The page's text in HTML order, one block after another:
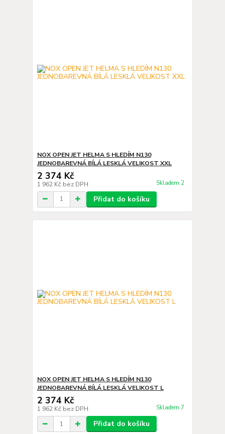
NOX OPEN JET HELMA S HLEDÍM N130
JEDNOBAREVNÁ BÍLÁ LESKLÁ VELIKOST XXL
2 374 Kč
1 962 Kč bez DPH Skladem 2
Přidat do košíku
NOX OPEN JET HELMA S HLEDÍM N130
JEDNOBAREVNÁ BÍLÁ LESKLÁ VELIKOST L
2 374 Kč
1 962 Kč bez DPH Skladem 7
Přidat do košíku